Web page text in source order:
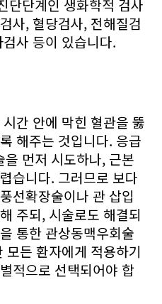
단단계인 생화학적 검사
사, 혈당검사, 전해질검
사 등이 있습니다.
간 안에 막힌 혈관을 뚫
해주는 것입니다. 응급
먼저 시도하나, 근본
습니다. 그러므로 보다
선확장술이나 관 삽입
주되, 시술로도 해결되
통한 관상동맥우회술
든 환자에게 적용하기
적으로 선택되어야 합